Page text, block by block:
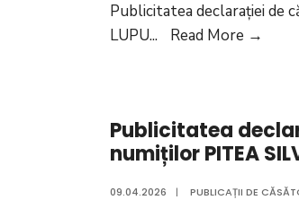
a
și
Publicitatea declarației de
LUPU... Read More →
din
data
Publicitatea
numiților PITEA
09.04.2026 | PUBLICAȚII DE